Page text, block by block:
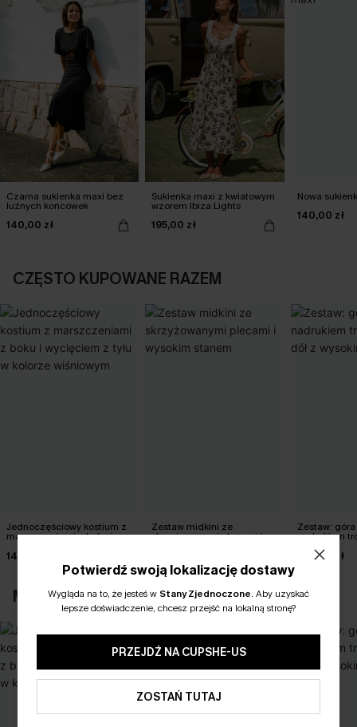
Czarna sukienka maxi bez
luźnych końcówek
140,00 zł
Sukienka maxi z kwiatowym
wzorem Ibiza Lights
195,00 zł
Nowa
140,00 zł
CZĘSTO KUPOWANE RAZEM
Jednoczęściowy kostium z
marszczeniami z boku i
wiśniowym
140,00 zł
Zestaw midkini ze
skrzyżowanymi plecami i
Zestaw:
nadrukiem
140,00 zł
MOŻESZ RÓWNIEŻ POLUBIĆ
Potwierdź swoją lokalizację dostawy
Wygląda na to, że jesteś w Stany Zjednoczone. Aby uzyskać
lepsze doświadczenie, chcesz przejść na lokalną stronę?
PRZEJDŹ NA CUPSHE-US
ZOSTAŃ TUTAJ